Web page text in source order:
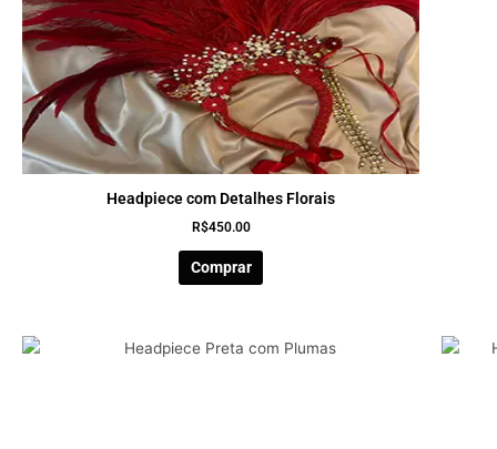
Headpiece com Detalhes Florais
R$450.00
Comprar